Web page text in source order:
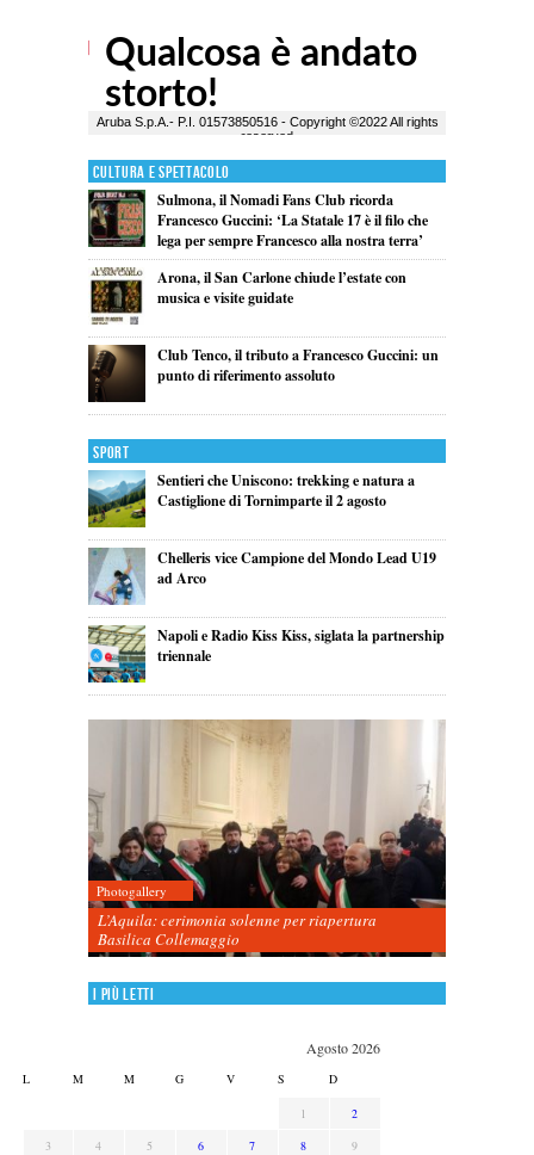
Cultura e Spettacolo
Sulmona, il Nomadi Fans Club ricorda
Francesco Guccini: ‘La Statale 17 è il filo che
lega per sempre Francesco alla nostra terra’
Arona, il San Carlone chiude l’estate con
musica e visite guidate
Club Tenco, il tributo a Francesco Guccini: un
punto di riferimento assoluto
Sport
Sentieri che Uniscono: trekking e natura a
Castiglione di Tornimparte il 2 agosto
Chelleris vice Campione del Mondo Lead U19
ad Arco
Napoli e Radio Kiss Kiss, siglata la partnership
triennale
Photogallery
L’Aquila: cerimonia solenne per riapertura
Basilica Collemaggio
I più letti
Agosto 2026
L M M G V S D
1
2
3
4 5 6 7 8
9